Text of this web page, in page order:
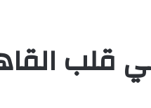
قلب